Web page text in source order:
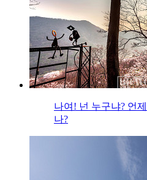
나여! 넌 누구냐? 언
나?